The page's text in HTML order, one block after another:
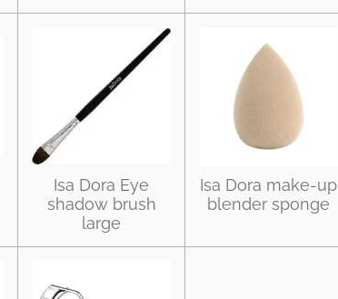
Isa Dora Eye
shadow brush
large
Isa Dora make-up
blender sponge